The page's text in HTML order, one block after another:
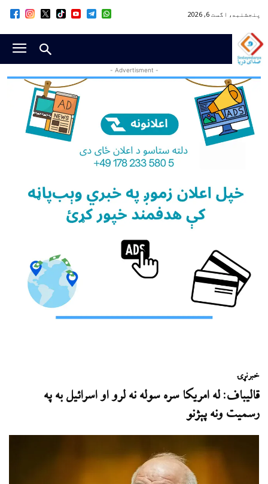
پنجشنبه, اگست 6, 2026
- Advertisment -
خبرنړۍ
قالیباف: له امریکا سره سوله نه لرو او اسرائیل به په
رسمیت ونه پېژنو